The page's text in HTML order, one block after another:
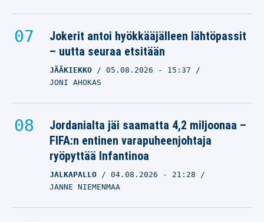
Jokerit antoi hyökkääjälleen lähtöpassit
– uutta seuraa etsitään
JÄÄKIEKKO 05.08.2026 - 15:37
JONI AHOKAS
Jordanialta jäi saamatta 4,2 miljoonaa –
FIFA:n entinen varapuheenjohtaja
ryöpyttää Infantinoa
JALKAPALLO 04.08.2026 - 21:28
JANNE NIEMENMAA